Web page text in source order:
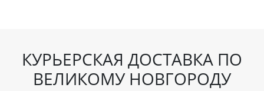
КУРЬЕРСКАЯ ДОСТАВКА ПО
ВЕЛИКОМУ НОВГОРОДУ